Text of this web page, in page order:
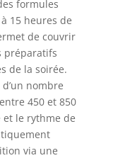
formules
15 heures de
de couvrir
préparatifs
de la soirée.
nombre
450 et 850
le rythme de
via une